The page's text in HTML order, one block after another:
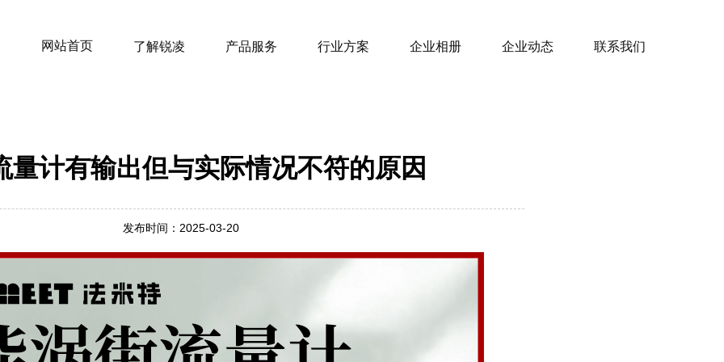
网站首页 了解锐凌 产品服务 行业方案 企业相册 企业动态 联系我们
量计有输出但与实际情况不符的原因
发布时间：2025-03-20